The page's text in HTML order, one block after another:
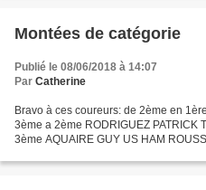
Montées de catégorie
Publié le 08/06/2018 à 14:07
Par Catherine
Bravo à ces coureurs: de 2ème en
3ème a 2ème RODRIGUEZ PATRICK
3ème AQUAIRE GUY US HAM